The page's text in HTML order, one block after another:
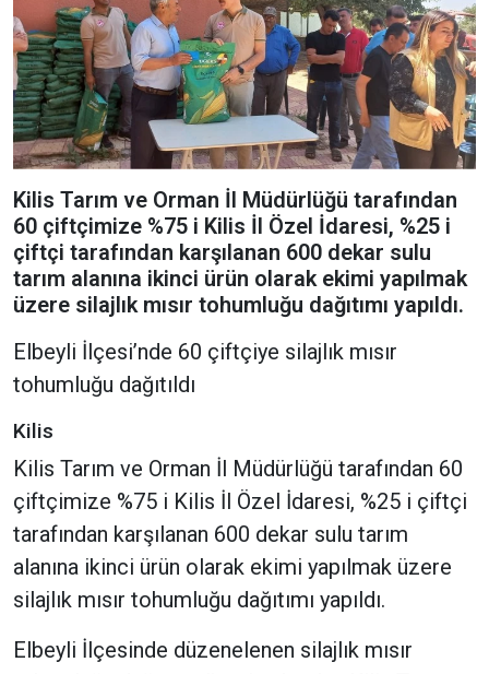
Kilis Tarım ve Orman İl Müdürlüğü tarafından
60 çiftçimize %75 i Kilis İl Özel İdaresi, %25 i
çiftçi tarafından karşılanan 600 dekar sulu
tarım alanına ikinci ürün olarak ekimi yapılmak
üzere silajlık mısır tohumluğu dağıtımı yapıldı.
Elbeyli İlçesi’nde 60 çiftçiye silajlık mısır
tohumluğu dağıtıldı
Kilis
Kilis Tarım ve Orman İl Müdürlüğü tarafından 60
çiftçimize %75 i Kilis İl Özel İdaresi, %25 i çiftçi
tarafından karşılanan 600 dekar sulu tarım
alanına ikinci ürün olarak ekimi yapılmak üzere
silajlık mısır tohumluğu dağıtımı yapıldı.
Elbeyli İlçesinde düzenelenen silajlık mısır